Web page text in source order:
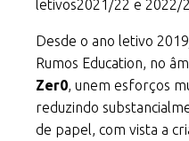
letivos2021/22 e 2022/
Desde o ano letivo
Rumos Education, no
Zer0, unem esforços
reduzindo
de papel, com vista a